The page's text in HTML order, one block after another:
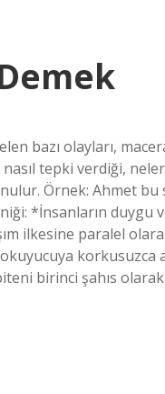
bazı olayları,
tepki verdiği,
Örnek: Ahmet bu
*İnsanların
ilkesine paralel
korkusuzca
birinci şahıs